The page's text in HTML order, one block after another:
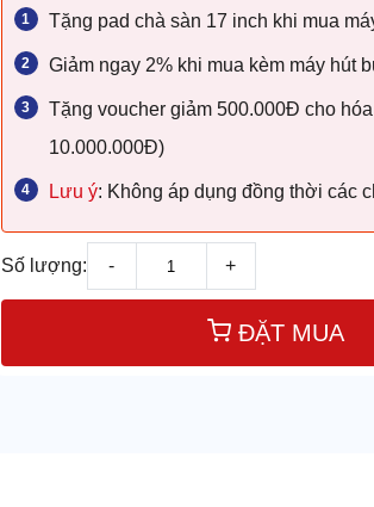
Tặng pad chà sàn 17 inch khi mua
Giảm ngay 2% khi mua kèm máy hút
Tặng voucher giảm 500.000Đ cho
10.000.000Đ)
Lưu ý: Không áp dụng đồng thời các
Số lượng: - +
ĐẶT MUA